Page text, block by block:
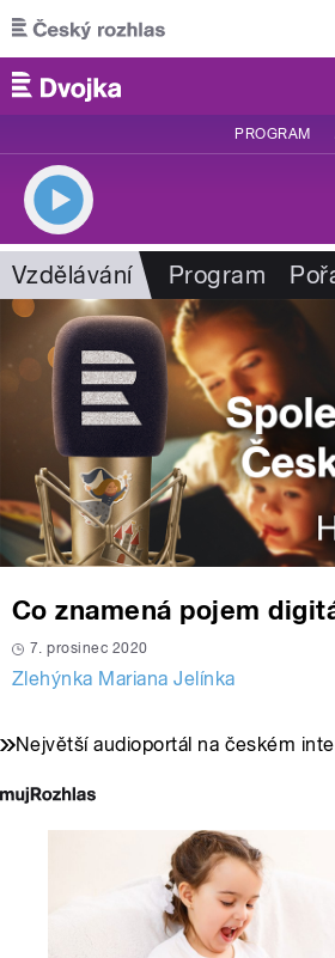
Přejít k hlavnímu obsahu
PROGRAM
Vzdělávání Program
Co znamená pojem
7. prosinec 2020
Zlehýnka Mariana Jelínka
Největší audioportál na českém